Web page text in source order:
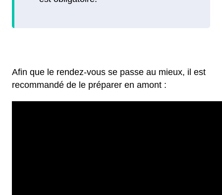
Afin que le rendez-vous se passe au mieux, il est
recommandé de le préparer en amont :